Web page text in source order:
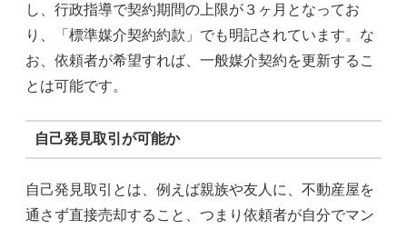
し、行政指導で契約期間の上限が３ヶ月となってお
り、「標準媒介契約約款」でも明記されています。な
お、依頼者が希望すれば、一般媒介契約を更新するこ
とは可能です。
自己発見取引が可能か
自己発見取引とは、例えば親族や友人に、不動産屋を
通さず直接売却すること、つまり依頼者が自分でマン